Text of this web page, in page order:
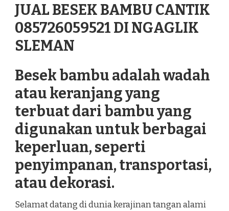
JUAL BESEK BAMBU CANTIK
085726059521 DI NGAGLIK
SLEMAN
Besek bambu adalah wadah
atau keranjang yang
terbuat dari bambu yang
digunakan untuk berbagai
keperluan, seperti
penyimpanan, transportasi,
atau dekorasi.
Selamat datang di dunia kerajinan tangan alami